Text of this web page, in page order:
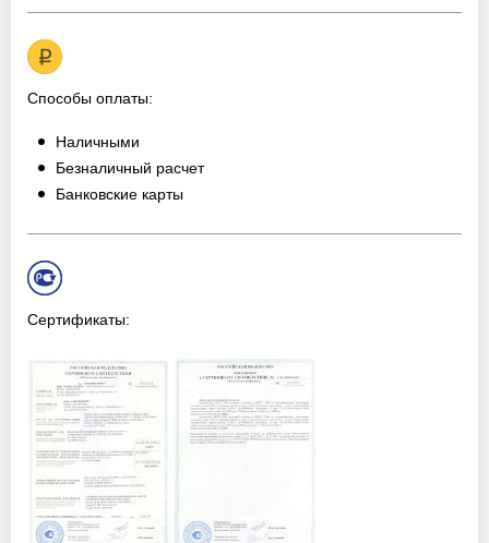
Способы оплаты:
Наличными
Безналичный расчет
Банковские карты
Сертификаты: